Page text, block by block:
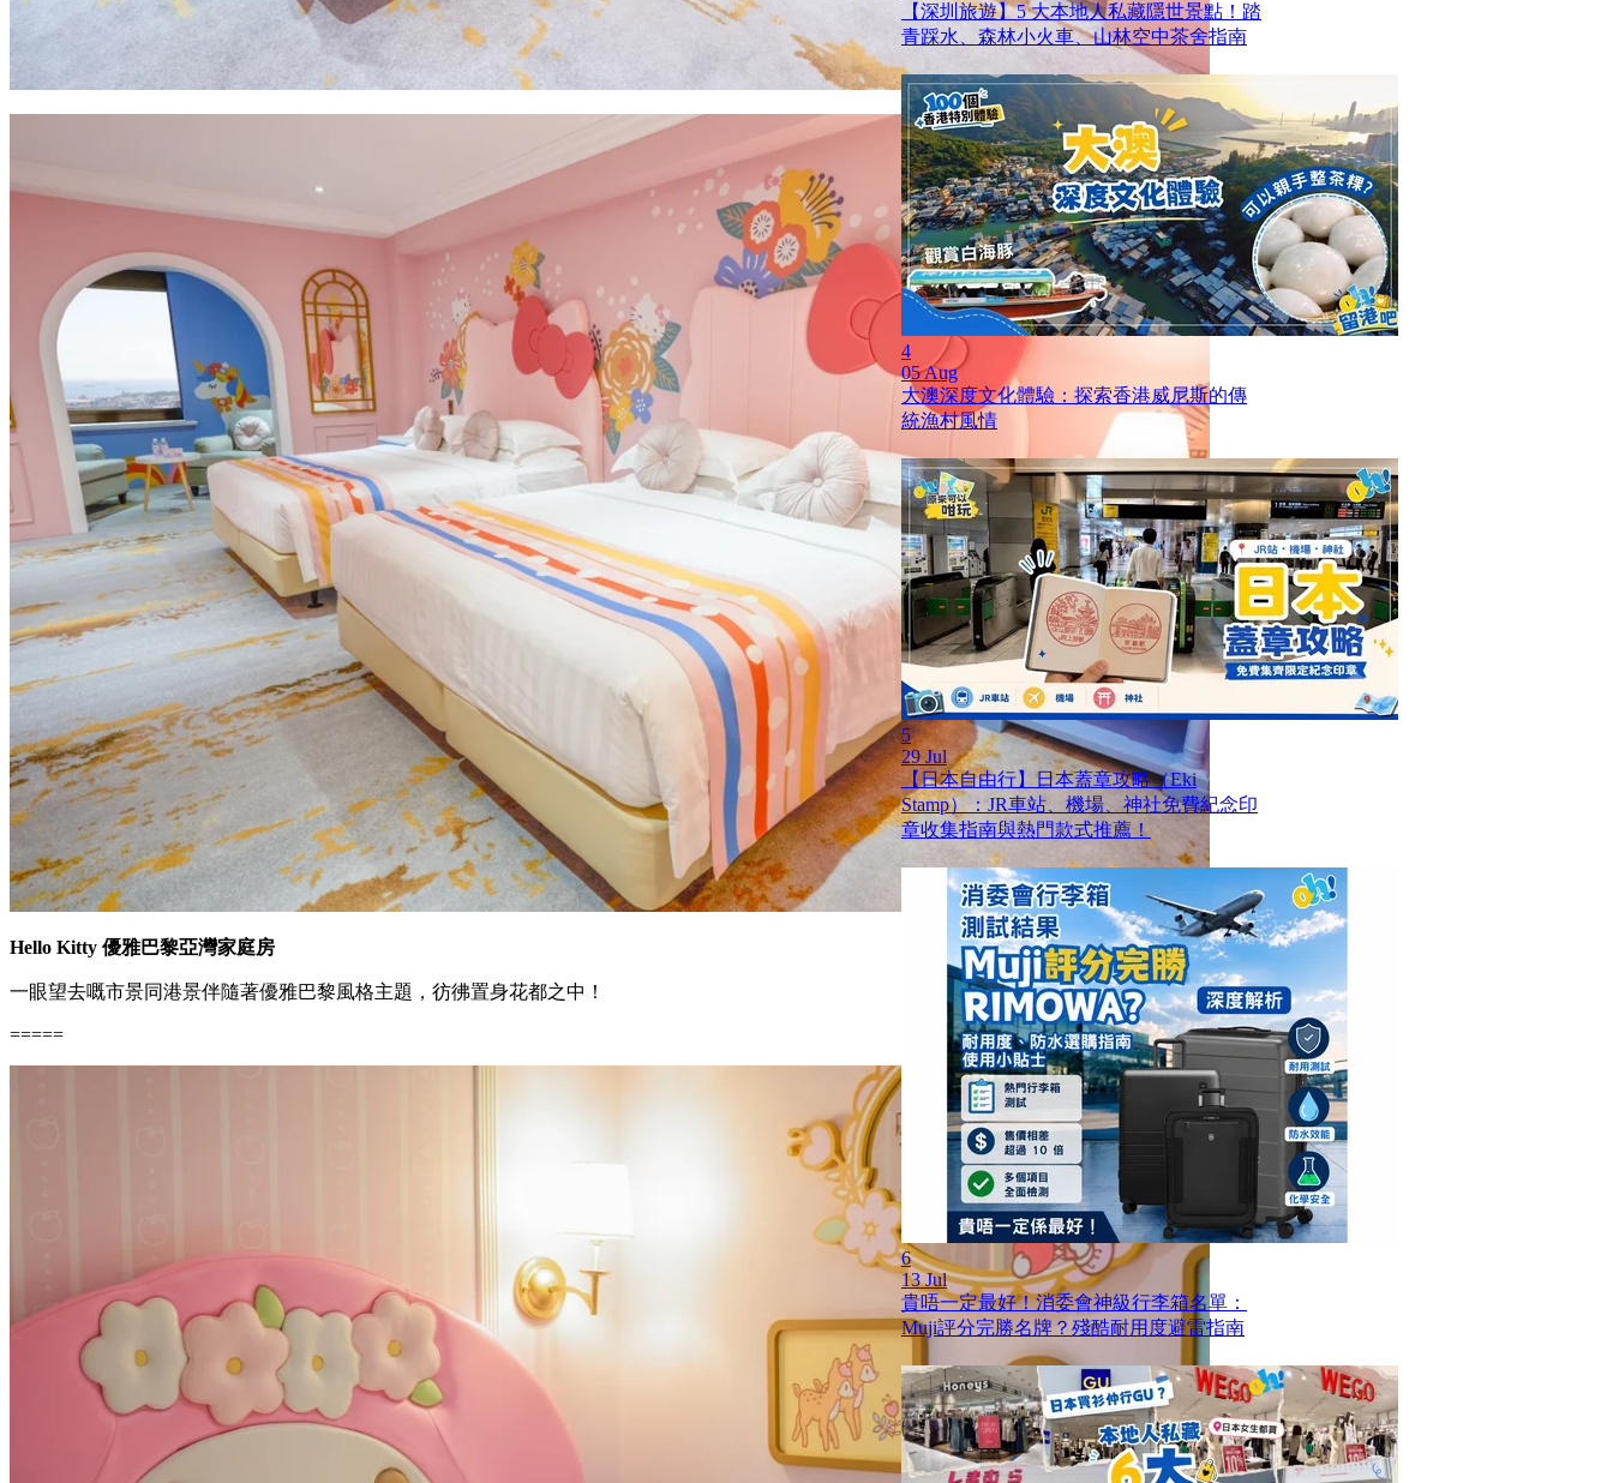
Hello Kitty 優雅巴黎亞灣家庭房
一眼望去嘅市景同港景伴隨著優雅巴黎風格主題，彷彿置身花都之中！
=====
【深圳旅遊】5 大本地人私藏隱世景點！踏
青踩水、森林小火車、山林空中茶舍指南
4
05 Aug
大澳深度文化體驗：探索香港威尼斯的傳
統漁村風情
5
29 Jul
【日本自由行】日本蓋章攻略（Eki
Stamp）：JR車站、機場、神社免費紀念印
章收集指南與熱門款式推薦！
6
13 Jul
貴唔一定最好！消委會神級行李箱名單：
Muji評分完勝名牌？殘酷耐用度避雷指南